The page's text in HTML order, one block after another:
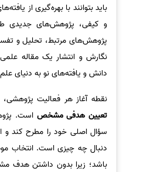
سفارش چکیده گرافیکی
سفارش تهیه کاورلتر
سفارش انگیزه‌نامه‌SOP
باید بتوانند با بهره‌گیری از
و کیفی، پژوهش‌های جدیدی
پژوهش‌های مرتبط، تحلیل و
نگارش و انتشار یک مقاله علمی
دانش و یافته‌های نو به دنیای
نقطه آغاز هر فعالیت پژوهشی،
تعیین هدفی مشخص است.
سؤال اصلی خود را مطرح کند و
دنبال چه چیزی است. انتخاب
باشد؛ زیرا بدون داشتن هدف